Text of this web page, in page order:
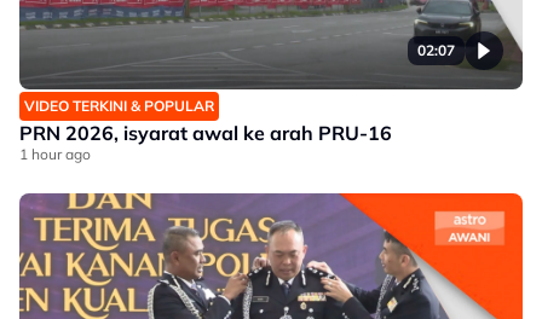
02:07
VIDEO TERKINI & POPULAR
PRN 2026, isyarat awal ke arah PRU-16
1 hour ago